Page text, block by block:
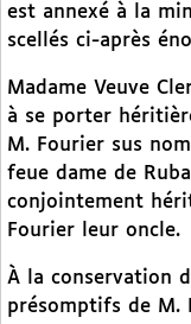
est annexé à la
scellés ci-après
Madame Veuve
à se porter
M. Fourier sus
feue dame de
conjointement
Fourier leur oncle.
À la conservation
présomptifs de M.